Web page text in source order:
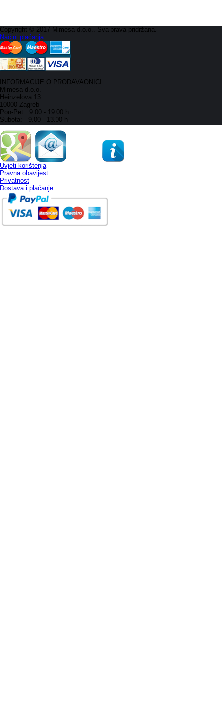
Copyright © 2017 Mimesa d.o.o.. Sva prava pridržana.
Načini plaćanja
INFORMACIJE O PRODAVAONICI
Mimesa d.o.o.
Heinzelova 13
10000 Zagreb
Pon-Pet: 9.00 - 19.00 h
Subota: 9.00 - 13.00 h
Uvjeti korištenja
Pravna obavijest
Privatnost
Dostava i plaćanje